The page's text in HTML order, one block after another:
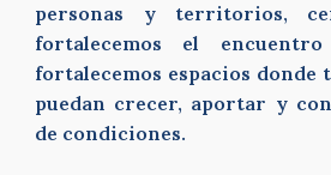
personas y territorios,
fortalecemos el
fortalecemos espacios donde
puedan crecer, aportar y
de condiciones.